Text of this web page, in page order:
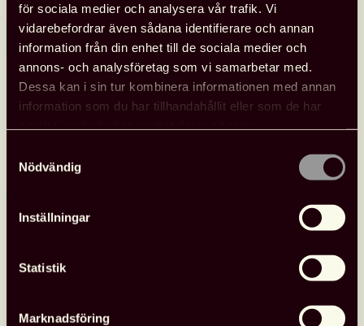
för sociala medier och analysera vår trafik. Vi
vidarebefordrar även sådana identifierare och annan
information från din enhet till de sociala medier och
annons- och analysföretag som vi samarbetar med.
Dessa kan i sin tur kombinera informationen med annan
information som du har tillhandahållit eller som de har
Nödvändig
Inställningar
Statistik
Marknadsföring
Se
Svensk
biblioteksförenings
programpunkter